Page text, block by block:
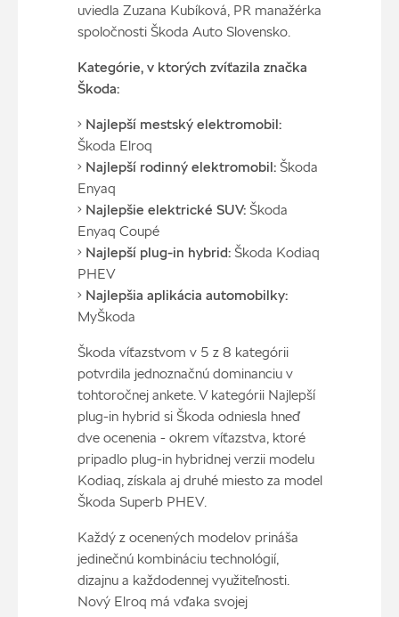
uviedla Zuzana Kubíková, PR manažérka
spoločnosti Škoda Auto Slovensko.
Kategórie, v ktorých zvíťazila značka
Škoda:
• Najlepší mestský elektromobil:
Škoda Elroq
• Najlepší rodinný elektromobil:Škoda
Enyaq
• Najlepšie elektrické SUV:Škoda
Enyaq Coupé
• Najlepší plug-in hybrid:Škoda Kodiaq
PHEV
• Najlepšia aplikácia automobilky:
MyŠkoda
Škoda víťazstvom v 5 z 8 kategórii
potvrdila jednoznačnú dominanciu v
tohtoročnej ankete. V kategórii Najlepší
plug-in hybrid si Škoda odniesla hneď
dve ocenenia - okrem víťazstva, ktoré
pripadlo plug-in hybridnej verzii modelu
Kodiaq, získala aj druhé miesto za model
Škoda Superb PHEV.
Každý z ocenených modelov prináša
jedinečnú kombináciu technológií,
dizajnu a každodennej využiteľnosti.
Nový Elroq má vďaka svojej